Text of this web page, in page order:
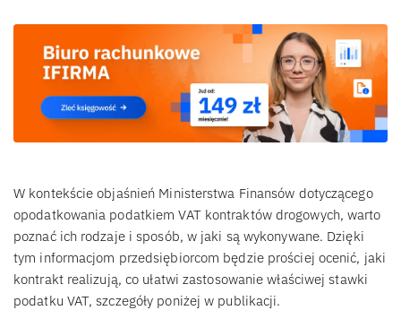
W kontekście objaśnień Ministerstwa Finansów dotyczącego
opodatkowania podatkiem VAT kontraktów drogowych, warto
poznać ich rodzaje i sposób, w jaki są wykonywane. Dzięki
tym informacjom przedsiębiorcom będzie prościej ocenić, jaki
kontrakt realizują, co ułatwi zastosowanie właściwej stawki
podatku VAT, szczegóły poniżej w publikacji.